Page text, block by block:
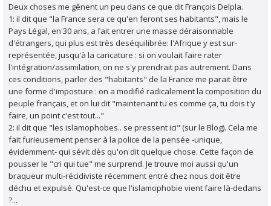
Deux choses me gênent un peu dans ce que dit François Delpla.
1: il dit que "la France sera ce qu'en feront ses habitants", mais le
Pays Légal, en 30 ans, a fait entrer une masse déraisonnable
d'étrangers, qui plus est très deséquilibrée: l'Afrique y est sur-
représentée, jusqu'à la caricature : si on voulait faire rater
l'intégration/assimilation, on ne s'y prendrait pas autrement. Dans
ces conditions, parler des "habitants" de la France me parait être
une forme d'imposture : on a modifié radicalement la composition du
peuple français, et on lui dit "maintenant tu es comme ça, tu dois t'y
faire, un point c'est tout..."
2: il dit que "les islamophobes.. se pressent ici" (sur le Blog). Cela me
fait furieusement penser à la police de la pensée -unique,
évidemment- qui sévit dès qu'on dit quelque chose. Cette façon de
pousser le "cri qui tue" me surprend. Je trouve moi aussi qu'un
braqueur multi-récidiviste récemment entré chez nous doit être
déchu et expulsé. Qu'est-ce que l'islamophobie vient faire là-dedans
?...